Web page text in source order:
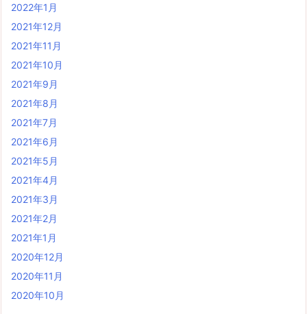
2022年1月
2021年12月
2021年11月
2021年10月
2021年9月
2021年8月
2021年7月
2021年6月
2021年5月
2021年4月
2021年3月
2021年2月
2021年1月
2020年12月
2020年11月
2020年10月